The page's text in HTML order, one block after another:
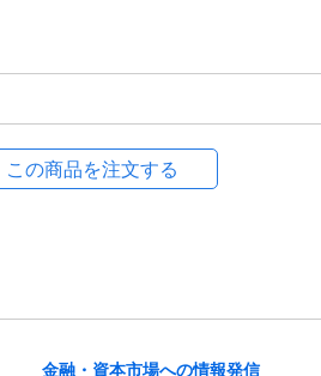
金融・資本市場への情報発信